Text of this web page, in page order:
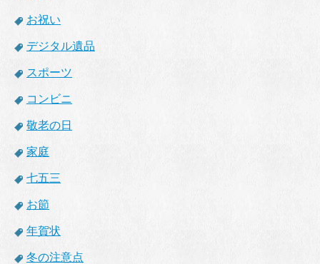
お祝い
デジタル遺品
スポーツ
コンビニ
敬老の日
家庭
七五三
お節
年賀状
冬の注意点